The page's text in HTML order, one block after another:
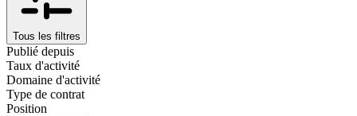
Tous les filtres
Publié depuis
Taux d'activité
Domaine d'activité
Type de contrat
Position